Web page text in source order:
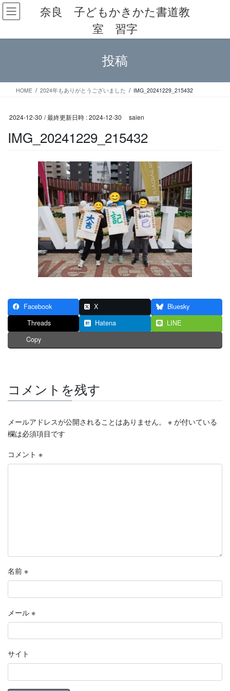
コ
ン
ン
キ
ナ
ビ
ー
に
奈良 子どもかきかた書道教
室 習字
投稿
HOME 2024年もありがとうございました IMG_20241229_215432
2024-12-30 / 最終更新日時 :2024-12-30 saien
IMG_20241229_215432
Facebook X
Bluesky
Threads
Hatena
LINE
Copy
コメントを残す
メールアドレスが公開されることはありません。 ※ が付いている
欄は必須項目です
コメント ※
名前 ※
メール ※
サイト